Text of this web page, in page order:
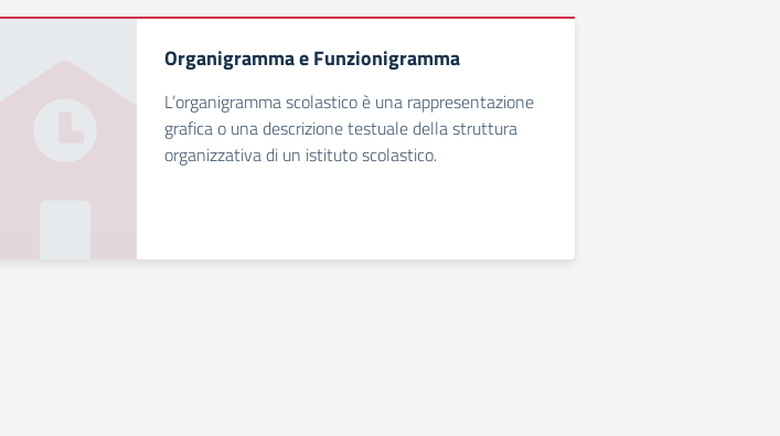
Organigramma e Funzionigramma
L’organigramma scolastico è una rappresentazione
grafica o una descrizione testuale della struttura
organizzativa di un istituto scolastico.